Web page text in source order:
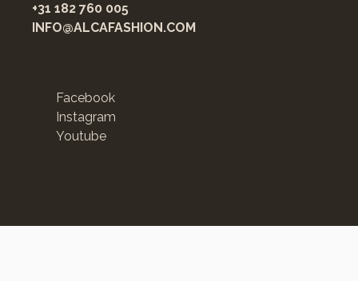
+31 182 760 005
INFO@ALCAFASHION.COM
Facebook
Instagram
Youtube